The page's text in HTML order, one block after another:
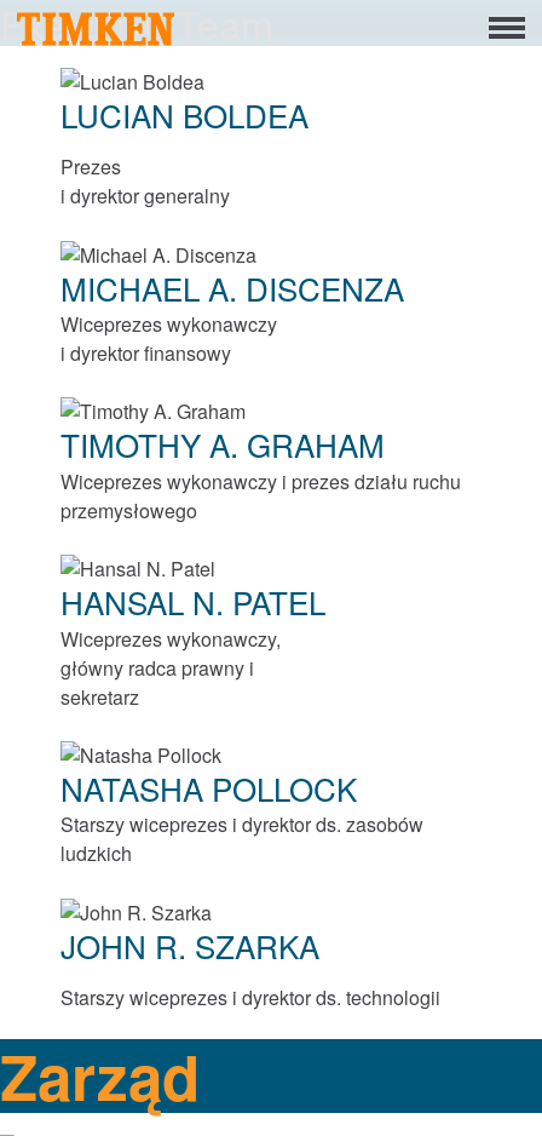
Menu
Społeczna odpowiedzialność biznesu
Produkt
Portfolio
Produkty
Rozwiązania łożyskowe
Roller Bearings
EnviroSpexx™ Energooszczędne łożyska
Precision Bearings
Maintenance and Installation Tools
Łańcuchy i ślimaki
Executive Team
LUCIAN BOLDEA
Prezes
i dyrektor generalny
MICHAEL A. DISCENZA
Wiceprezes wykonawczy
i dyrektor finansowy
TIMOTHY A. GRAHAM
Wiceprezes wykonawczy i prezes działu ruchu
przemysłowego
HANSAL N. PATEL
Wiceprezes wykonawczy,
główny radca prawny i
sekretarz
NATASHA POLLOCK
Starszy wiceprezes i dyrektor ds. zasobów
ludzkich
JOHN R. SZARKA
Starszy wiceprezes i dyrektor ds. technologii
Zarząd